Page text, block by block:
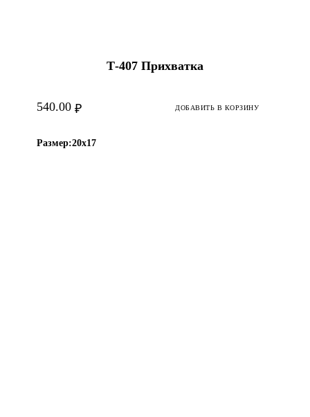
Т-407 Прихватка
₽
540.00 ДОБАВИТЬ В КОРЗИНУ
Размер:20х17